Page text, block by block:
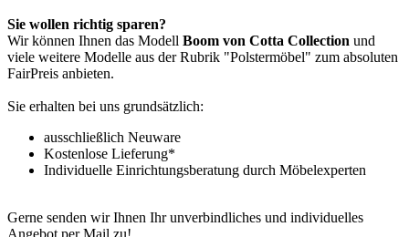
Sie wollen richtig sparen?
Wir können Ihnen das Modell Boom von Cotta Collection und
viele weitere Modelle aus der Rubrik "Polstermöbel" zum absoluten
FairPreis anbieten.
Sie erhalten bei uns grundsätzlich:
ausschließlich Neuware
Kostenlose Lieferung*
Individuelle Einrichtungsberatung durch Möbelexperten
Gerne senden wir Ihnen Ihr unverbindliches und individuelles